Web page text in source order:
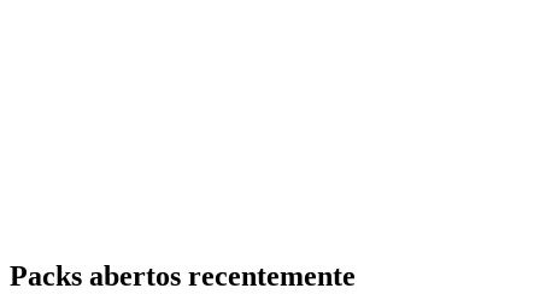
Packs abertos recentemente